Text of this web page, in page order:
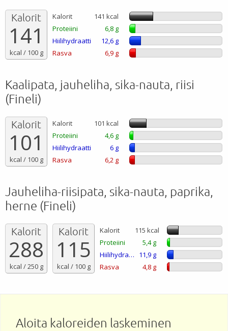
Kalorit
141
kcal / 100 g
Kalorit
141 kcal
Proteiini
6,8 g
Hiilihydraatti
12,6 g
Rasva
6,9 g
Kaalipata, jauheliha, sika-nauta, riisi
(Fineli)
Kalorit
101
kcal / 100 g
Kalorit
101 kcal
Proteiini
4,6 g
Hiilihydraatti
6 g
Rasva
6,2 g
Jauheliha-riisipata, sika-nauta, paprika,
herne (Fineli)
Kalorit
288
kcal / 250 g
Kalorit
115
kcal / 100 g
Kalorit
115 kcal
Proteiini
5,4 g
Hiilihydraatti
11,9 g
Rasva
4,8 g
Aloita kaloreiden laskeminen